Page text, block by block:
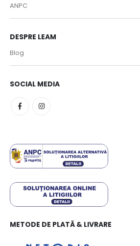
ANPC
DESPRE LEAM
Blog
SOCIAL MEDIA
METODE DE PLATĂ & LIVRARE